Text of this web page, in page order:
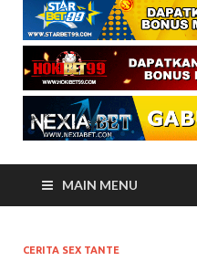
MAIN MENU
CERITA SEX TANTE